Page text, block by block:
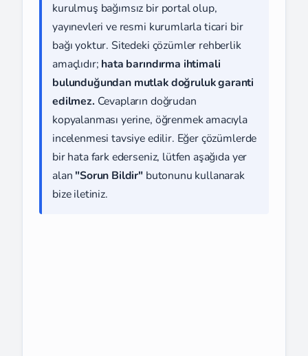
kurulmuş bağımsız bir portal olup,
yayınevleri ve resmi kurumlarla ticari bir
bağı yoktur. Sitedeki çözümler rehberlik
amaçlıdır; hata barındırma ihtimali
bulunduğundan mutlak doğruluk garanti
edilmez. Cevapların doğrudan
kopyalanması yerine, öğrenmek amacıyla
incelenmesi tavsiye edilir. Eğer çözümlerde
bir hata fark ederseniz, lütfen aşağıda yer
alan "Sorun Bildir" butonunu kullanarak
bize iletiniz.